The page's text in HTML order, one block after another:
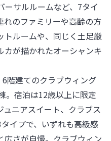
ーサルルームなど、7タイ
れのファミリーや高齢の方
トルームや、同じく土足厳
カが描かれたオーシャンキ
階建てのクラブウィング
。宿泊は12歳以上に限定
ュニアスイート、クラブス
イプで、いずれも高級感
広さが自慢。クラブウィン